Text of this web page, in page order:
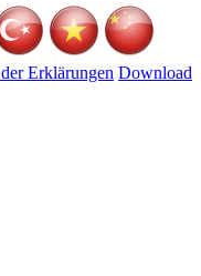
Erklärungen Download